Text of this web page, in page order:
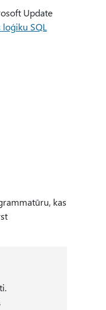
Update
SQL
kas